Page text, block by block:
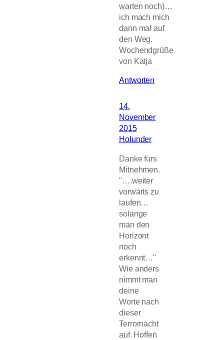
warten noch)…
ich mach mich
dann mal auf
den Weg.
Wochendgrüße
von Katja
Antworten
14.
November
2015
Holunder
Danke fürs
Mitnehmen.
"….weiter
vorwärts zu
laufen…
solange
man den
Horizont
noch
erkennt…"
Wie anders
nimmt man
deine
Worte nach
dieser
Terrornacht
auf. Hoffen